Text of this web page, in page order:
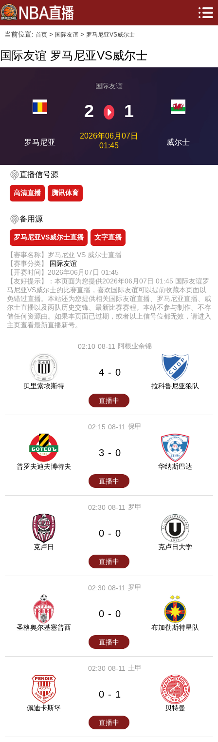
当前位置: 首页> 国际友谊> 罗马尼亚VS威尔士
国际友谊 罗马尼亚VS威尔士
罗马尼亚
国际友谊
2 1
2026年06月07日
01:45
威尔士
直播信号源
高清直播 腾讯体育
备用源
罗马尼亚VS威尔士直播 文字直播
【赛事名称】罗马尼亚 VS 威尔士直播
【赛事分类】 国际友谊
【开赛时间】2026年06月07日 01:45
【友好提示】：本页面为您提供2026年06月07日 01:45 国际友谊罗
马尼亚VS威尔士的比赛直播，喜欢国际友谊可以提前收藏本页面以
免错过直播。本站还为您提供相关国际友谊直播、罗马尼亚直播、威
尔士直播以及两队历史交锋、最新比赛赛程。本站不参与制作、不存
储任何资源由。如果本页面已过期，或者以上信号位都无效，请进入
主页查看最新直播新号。
08-11
02:10 阿根业余锦
贝里索埃斯特
4 - 0
拉科鲁尼亚狼队
直播中
08-11
02:15 保甲
普罗夫迪夫博特夫
3 - 0
华纳斯巴达
直播中
08-11
02:30 罗甲
克卢日
0 - 0
克卢日大学
直播中
08-11
02:30 罗甲
圣格奥尔基塞普西
0 - 0
布加勒斯特星队
直播中
08-11
02:30 土甲
佩迪卡斯堡
0 - 1
贝特曼
直播中